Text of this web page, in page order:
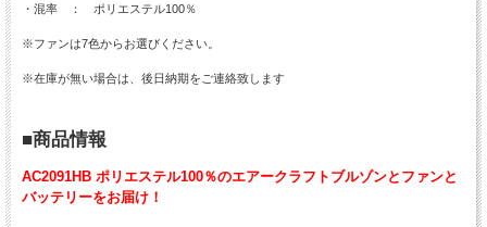
・混率 ： ポリエステル100％
※ファンは7色からお選びください。
※在庫が無い場合は、後日納期をご連絡致します
■商品情報
AC2091HB ポリエステル100％のエアークラフトブルゾンとファンと
バッテリーをお届け！